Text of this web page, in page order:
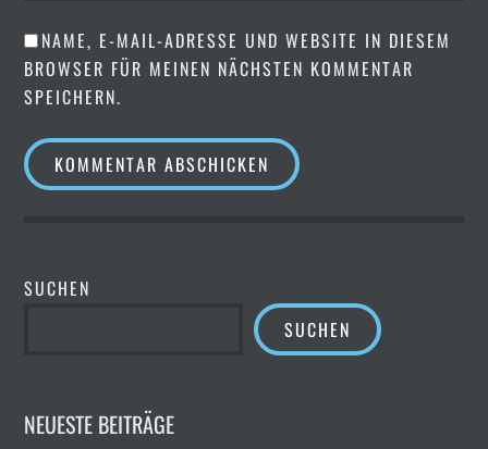
NAME, E-MAIL-ADRESSE UND WEBSITE IN DIESEM
BROWSER FÜR MEINEN NÄCHSTEN KOMMENTAR
SPEICHERN.
SUCHEN
SUCHEN
NEUESTE BEITRÄGE